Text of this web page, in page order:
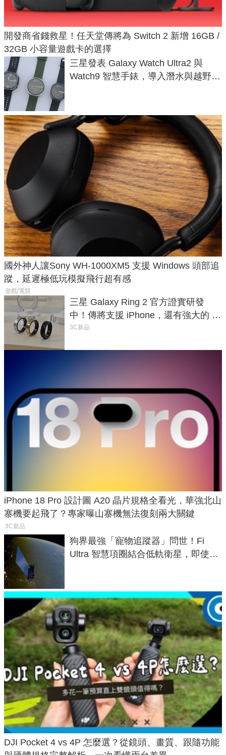
開發商省錢救星！任天堂傳將為 Switch 2 新增 16GB /
32GB 小容量遊戲卡的選擇
三星發表 Galaxy Watch Ultra2 與
Watch9 智慧手錶，導入潛水與越野跑
國外神人讓Sony WH-1000XM5 支援 Windows 頭部追
蹤，延遲極低玩模擬飛行超有感
遊戲/電競
三星 Galaxy Ring 2 官方證實研發
中！傳將支援 iPhone，還有強大的 AI
與智慧家電連動功能
3C新品
iPhone 18 Pro 設計圖 A20 晶片規格全看光，華強北山
寨機要起飛了？專家曝山寨機無法復刻兩大關鍵
3C新品
狗界最強「寵物追蹤器」問世！Fi
Ultra 智慧項圈結合低軌衛星，即使在
DJI Pocket 4 vs 4P 怎麼選？從鏡頭、畫質、跟隨功能